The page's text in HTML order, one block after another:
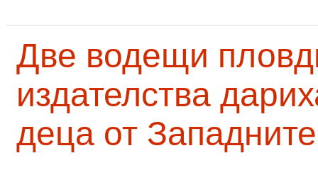
Две водещи
издателства
деца от